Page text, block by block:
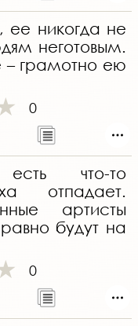
ее никогда не
неготовым.
– грамотно ею
0
что-то
отпадает.
артисты
будут на
0